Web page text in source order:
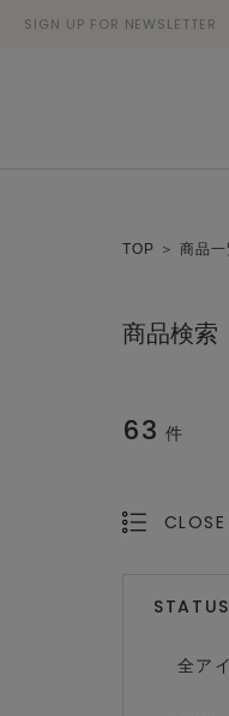
SIGN UP FOR NEWSLETTER
TOP ＞ 商品一
商品検索
63 件
STATUS
全ア